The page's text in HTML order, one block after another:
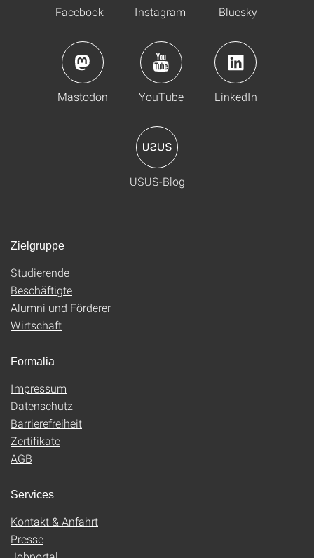
Facebook Instagram Bluesky
Mastodon YouTube LinkedIn
USUS-Blog
Zielgruppe
Studierende
Beschäftigte
Alumni und Förderer
Wirtschaft
Formalia
Impressum
Datenschutz
Barrierefreiheit
Zertifikate
AGB
Services
Kontakt & Anfahrt
Presse